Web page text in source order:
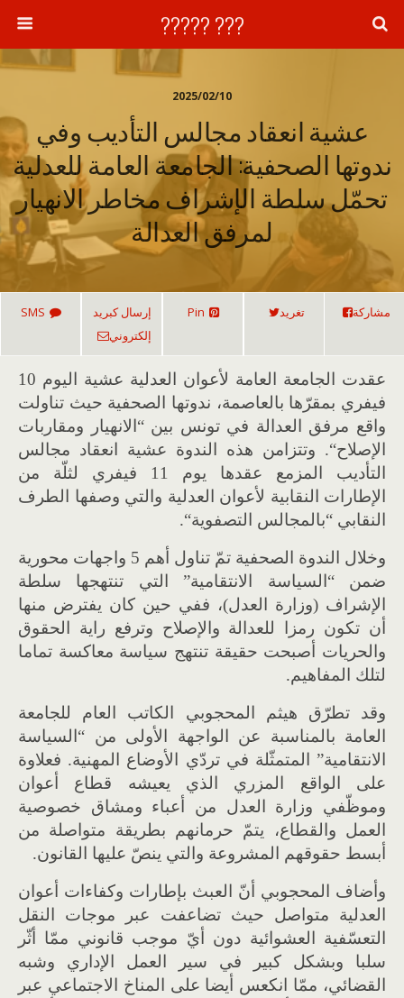
??? ?????
2025/02/10
عشية انعقاد مجالس التأديب وفي
ندوتها الصحفية: الجامعة العامة للعدلية
تحمّل سلطة الإشراف مخاطر الانهيار
لمرفق العدالة
مشاركة تغريد Pin
إرسال كبريد
إلكتروني
SMS
عقدت الجامعة العامة لأعوان العدلية عشية اليوم 10
فيفري بمقرّها بالعاصمة، ندوتها الصحفية حيث تناولت
واقع مرفق العدالة في تونس بين“ الانهيار ومقاربات
الإصلاح“. وتتزامن هذه الندوة عشية انعقاد مجالس
التأديب المزمع عقدها يوم
11
فيفري لثلّة من
الإطارات النقابية لأعوان العدلية والتي وصفها الطرف
النقابي “بالمجالس التصفوية“.
وخلال الندوة الصحفية تمّ تناول أهم 5 واجهات محورية
ضمن“ السياسة الانتقامية”
التي تنتهجها سلطة
الإشراف (وزارة العدل)، ففي حين كان يفترض منها
أن تكون رمزا للعدالة والإصلاح وترفع راية الحقوق
والحريات أصبحت حقيقة تنتهج سياسة معاكسة تماما
لتلك المفاهيم.
وقد تطرّق هيثم المحجوبي الكاتب العام للجامعة
العامة بالمناسبة عن الواجهة الأولى من “ السياسة
الانتقامية” المتمثّلة في تردّي الأوضاع المهنية. فعلاوة
على الواقع المزري الذي يعيشه قطاع أعوان
وموظّفي وزارة العدل من أعباء ومشاق خصوصية
العمل والقطاع، يتمّ حرمانهم بطريقة متواصلة من
أبسط حقوقهم المشروعة والتي ينصّ عليها القانون.
وأضاف المحجوبي أنّ العبث بإطارات وكفاءات أعوان
العدلية متواصل حيث تضاعفت عبر موجات النقل
التعسّفية العشوائية دون أيّ موجب قانوني ممّا أثّر
سلبا وبشكل كبير في سير العمل الإداري وشبه
القضائي، ممّا انكعس أيضا على المناخ الاجتماعي عبر